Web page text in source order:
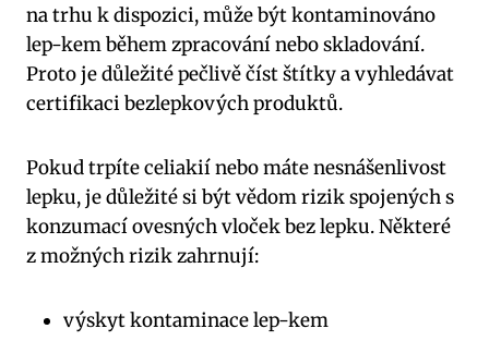
na trhu k dispozici, může být kontaminováno
lep-kem během zpracování nebo skladování.
Proto je důležité pečlivě číst štítky a vyhledávat
certifikaci bezlepkových produktů.
Pokud trpíte celiakií nebo máte nesnášenlivost
lepku, je důležité si být vědom rizik spojených s
konzumací ovesných vloček bez lepku. Některé
z možných rizik zahrnují:
výskyt kontaminace lep-kem